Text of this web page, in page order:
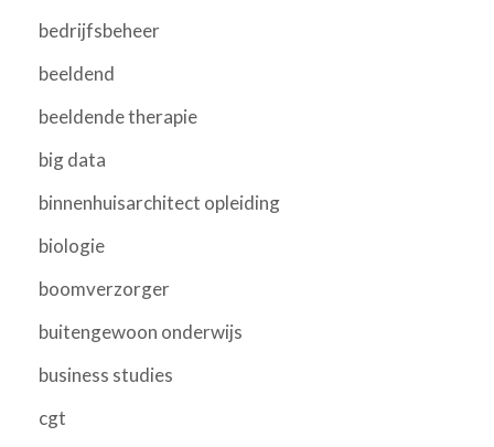
bedrijfsbeheer
beeldend
beeldende therapie
big data
binnenhuisarchitect opleiding
biologie
boomverzorger
buitengewoon onderwijs
business studies
cgt